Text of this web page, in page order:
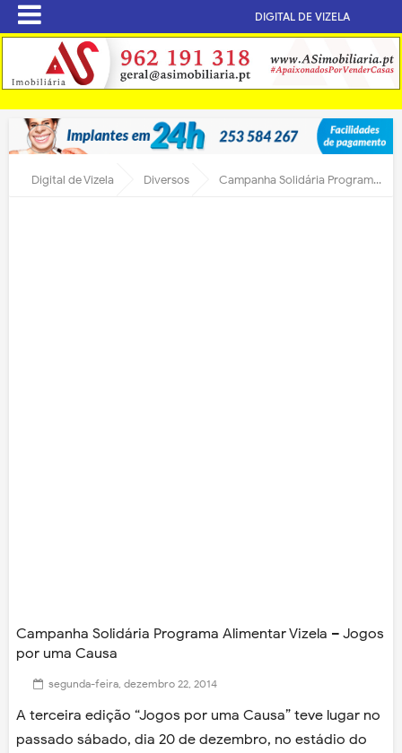
DIGITAL DE VIZELA
Digital de Vizela Diversos Campanha Solidária Programa Alimentar Vizela – Jogos por uma Causa
Campanha Solidária Programa Alimentar Vizela – Jogos
por uma Causa
segunda-feira, dezembro 22, 2014
A terceira edição “Jogos por uma Causa” teve lugar no
passado sábado, dia 20 de dezembro, no estádio do